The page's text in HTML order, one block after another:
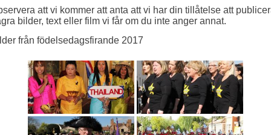
att vi kommer att anta att vi har din tillåtelse att
bilder, text eller film vi får om du inte anger annat.
från födelsedagsfirande 2017